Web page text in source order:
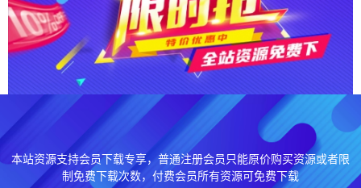
本站资源支持会员下载专享，普通注册会员只能原价购买资源或者限
制免费下载次数，付费会员所有资源可免费下载